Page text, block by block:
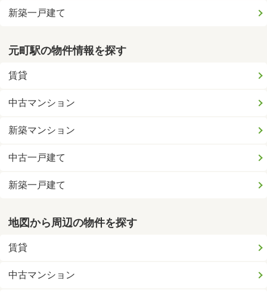
新築一戸建て
元町駅の物件情報を探す
賃貸
中古マンション
新築マンション
中古一戸建て
新築一戸建て
地図から周辺の物件を探す
賃貸
中古マンション